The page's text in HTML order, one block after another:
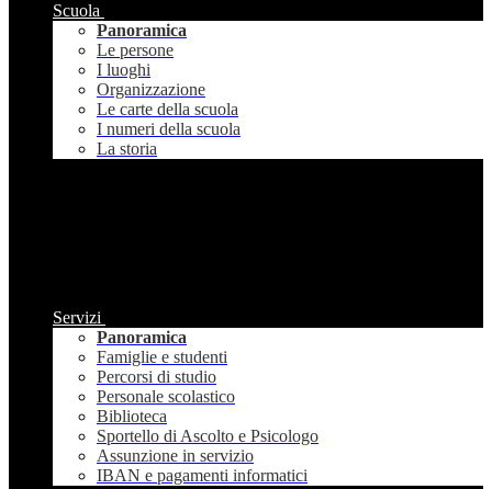
Scuola
Panoramica
Le persone
I luoghi
Organizzazione
Le carte della scuola
I numeri della scuola
La storia
Servizi
Panoramica
Famiglie e studenti
Percorsi di studio
Personale scolastico
Biblioteca
Sportello di Ascolto e Psicologo
Assunzione in servizio
IBAN e pagamenti informatici